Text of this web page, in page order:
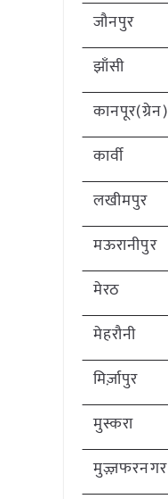
जौनपुर
झाँसी
कानपूर(ग्रेन)
कार्वी
लखीमपुर
मऊरानीपुर
मेरठ
मेहरौनी
मिर्ज़ापुर
मुस्करा
मुज़्ज़फरनगर